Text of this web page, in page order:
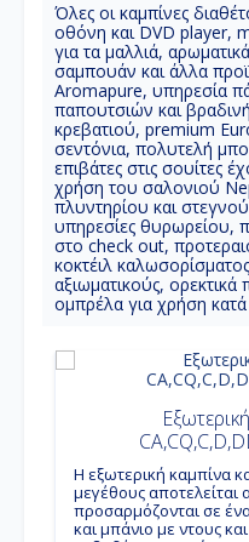
Όλες οι καμπίνες
οθόνη και DVD player,
για τα μαλλιά,
σαμπουάν και άλλα
Aromapure, υπηρεσία
παπουτσιών και
κρεβατιού, premium
σεντόνια, πολυτελή
επιβάτες στις σουίτες
χρήση του σαλονιού
πλυντηρίου και
υπηρεσίες θυρωρείου,
στο check out,
κοκτέιλ
αξιωματικούς, ορεκτικά
ομπρέλα για χρήση κατά
Η εξωτερική καμπίνα
μεγέθους
προσαρμόζονται σε
και μπάνιο με ντους